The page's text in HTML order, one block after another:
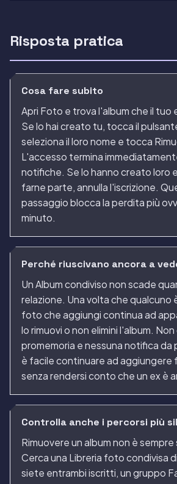
Risposta pratica
Cosa fare subito
Apri Foto e trova l'album che il tuo
Se lo hai creato tu, tocca il
seleziona il loro nome e tocca
L'accesso termina
notifiche. Se lo hanno creato loro
farne parte, annulla l'iscrizione.
passaggio blocca la perdita più
minuto.
Perché riuscivano ancora a
Un Album condiviso non scade
relazione. Una volta che qualcuno
foto che aggiungi continua ad
lo rimuovi o non elimini l'album.
promemoria e nessuna notifica da
è facile continuare ad aggiungere
senza rendersi conto che un ex è
Controlla anche i percorsi più
Rimuovere un album non è
Cerca una Libreria foto condivisa
siete entrambi iscritti, un gruppo